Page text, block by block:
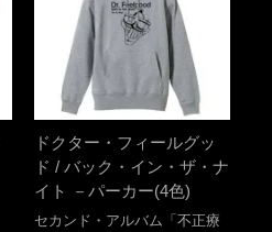
ドクター・フィールグッ
ド / バック・イン・ザ・ナ
イト －パーカー(4色)
セカンド・アルバム「不正療